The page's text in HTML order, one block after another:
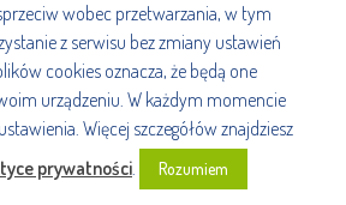
wobec przetwarzania, w tym
z serwisu bez zmiany ustawień
cookies oznacza, że będą one
urządzeniu. W każdym momencie
Więcej szczegółów znajdziesz
prywatności. Rozumiem